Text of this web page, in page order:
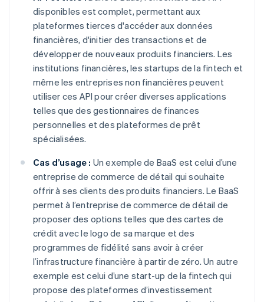
disponibles est complet, permettant aux
plateformes tierces d'accéder aux données
financières, d'initier des transactions et de
développer de nouveaux produits financiers. Les
institutions financières, les startups de la fintech et
même les entreprises non financières peuvent
utiliser ces API pour créer diverses applications
telles que des gestionnaires de finances
personnelles et des plateformes de prêt
spécialisées.
Cas d’usage : Un exemple de BaaS est celui d’une
entreprise de commerce de détail qui souhaite
offrir à ses clients des produits financiers. Le BaaS
permet à l’entreprise de commerce de détail de
proposer des options telles que des cartes de
crédit avec le logo de sa marque et des
programmes de fidélité sans avoir à créer
l’infrastructure financière à partir de zéro. Un autre
exemple est celui d’une start-up de la fintech qui
propose des plateformes d’investissement